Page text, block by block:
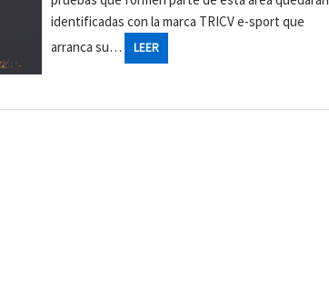
identificadas con la marca TRICV e-sport que
arranca su…
LEER